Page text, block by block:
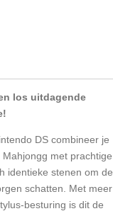
los uitdagende
DS combineer je
met prachtige
identieke stenen om de
schatten. Met meer
besturing is dit de